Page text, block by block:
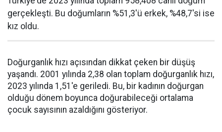
gerçekleşti. Bu doğumların %51,3'ü erkek, %48,7'si ise
kız oldu.
Doğurganlık hızı açısından dikkat çeken bir düşüş
yaşandı. 2001 yılında 2,38 olan toplam doğurganlık hızı,
2023 yılında 1,51'e geriledi. Bu, bir kadının doğurgan
olduğu dönem boyunca doğurabileceği ortalama
çocuk sayısının azaldığını gösteriyor.